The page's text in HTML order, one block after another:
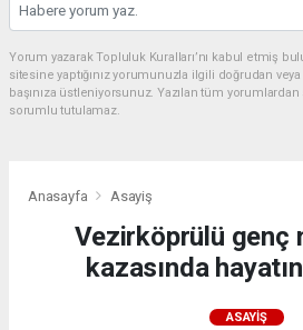
Yorum yazarak Topluluk Kuralları’nı kabul etmiş
sitesine yaptığınız yorumunuzla ilgili doğrudan
başınıza üstleniyorsunuz. Yazılan tüm
sorumlu tutulamaz.
Anasayfa Asayiş
Vezirköprülü genç
kazasında
ASAYIŞ